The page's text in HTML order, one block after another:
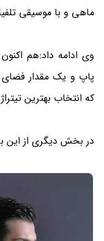
ماهی و با موسیقی
وی ادامه داد:هم
پاپ و یک مقدار فضای
که انتخاب بهترین
در بخش دیگری از این